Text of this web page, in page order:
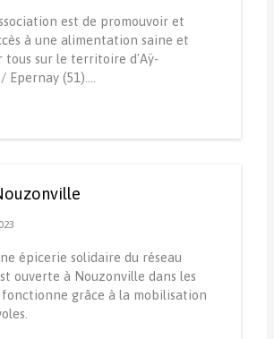
est de promouvoir et
à une alimentation saine et
tous sur le territoire d'Aÿ-
Epernay (51).…
épicerie solidaire du réseau
ouverte à Nouzonville dans les
grâce à la mobilisation